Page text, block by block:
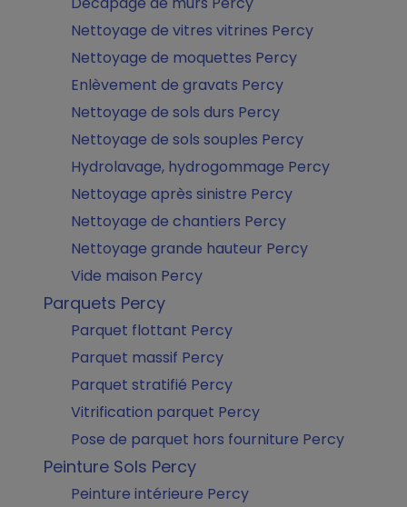
Nettoyage de vitres vitrines Percy
Nettoyage de moquettes Percy
Enlèvement de gravats Percy
Nettoyage de sols durs Percy
Nettoyage de sols souples Percy
Hydrolavage, hydrogommage Percy
Nettoyage après sinistre Percy
Nettoyage de chantiers Percy
Nettoyage grande hauteur Percy
Vide maison Percy
Parquets Percy
Parquet flottant Percy
Parquet massif Percy
Parquet stratifié Percy
Vitrification parquet Percy
Pose de parquet hors fourniture Percy
Peinture Sols Percy
Peinture intérieure Percy